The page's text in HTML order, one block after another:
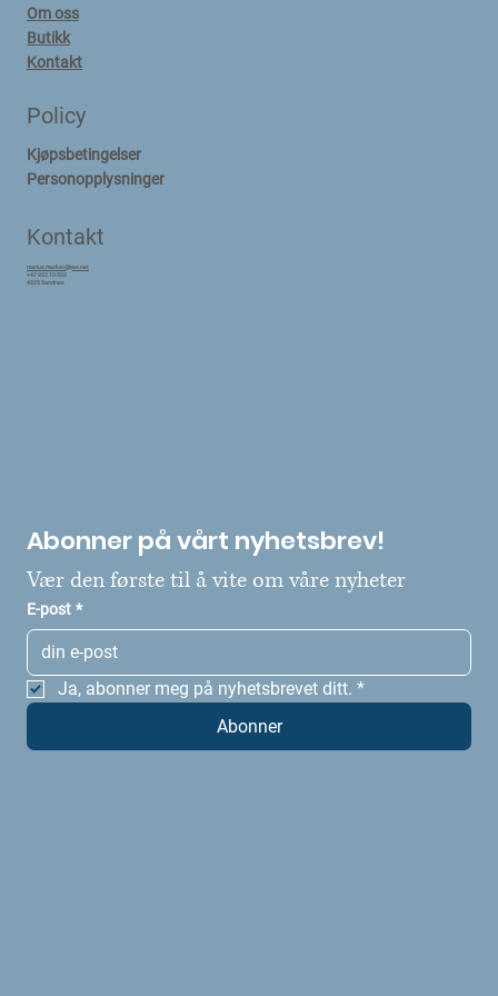
Om oss
Butikk
Kontakt
Policy
Kjøpsbetingelser
Personopplysninger
Kontakt
marius.marker@lyse.net
+47 922 13 503
4325 Sandnes
Abonner på vårt nyhetsbrev!
Vær den første til å vite om våre nyheter
E-post *
Ja, abonner meg på nyhetsbrevet ditt. *
Abonner